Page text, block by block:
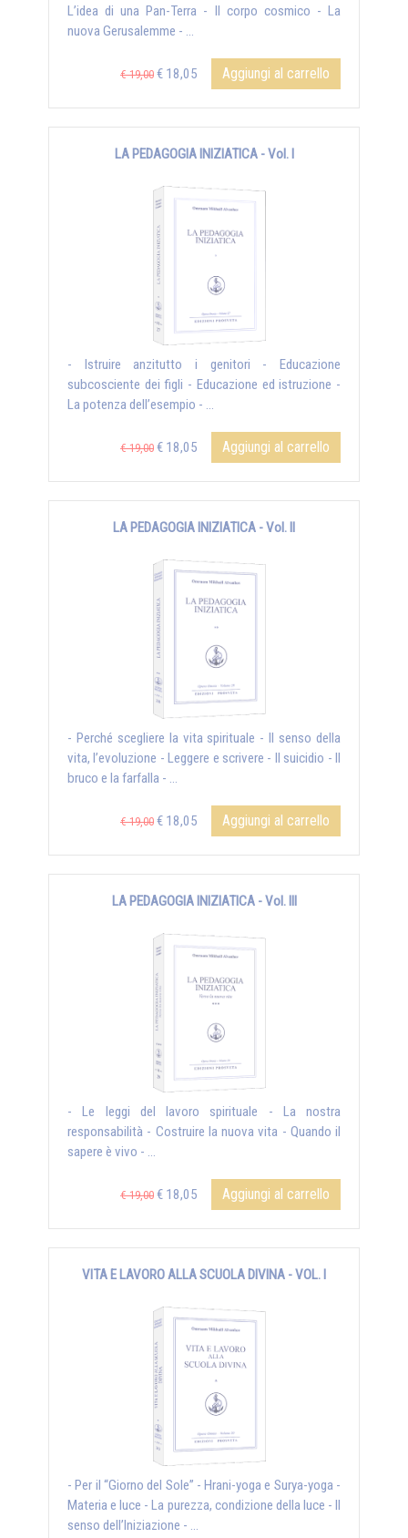
L’idea di una Pan-Terra - Il corpo cosmico - La
nuova Gerusalemme - ...
€ 19,00 € 18,05 Aggiungi al carrello
LA PEDAGOGIA INIZIATICA - Vol. I
- Istruire anzitutto i genitori - Educazione
subcosciente dei figli - Educazione ed istruzione -
La potenza dell’esempio - ...
€ 19,00 € 18,05 Aggiungi al carrello
LA PEDAGOGIA INIZIATICA - Vol. II
- Perché scegliere la vita spirituale - Il senso della
vita, l’evoluzione - Leggere e scrivere - Il suicidio - Il
bruco e la farfalla - ...
€ 19,00 € 18,05 Aggiungi al carrello
LA PEDAGOGIA INIZIATICA - Vol. III
- Le leggi del lavoro spirituale - La nostra
responsabilità - Costruire la nuova vita - Quando il
sapere è vivo - ...
€ 19,00 € 18,05 Aggiungi al carrello
VITA E LAVORO ALLA SCUOLA DIVINA - VOL. I
- Per il “Giorno del Sole” - Hrani-yoga e Surya-yoga -
Materia e luce - La purezza, condizione della luce - Il
senso dell’Iniziazione - ...